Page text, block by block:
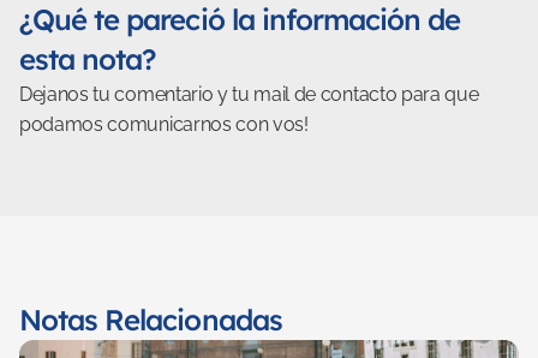
¿Qué te pareció la información de
esta nota?
Dejanos tu comentario y tu mail de contacto para que
podamos comunicarnos con vos!
Notas Relacionadas